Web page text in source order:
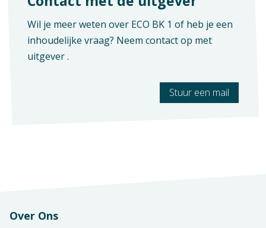
MBO 3, MBO 4
Context
Wil je meer weten over ECO BK 1 of heb je een
inhoudelijke vraag? Neem contact op met
uitgever.
Stuur een mail
Over Ons